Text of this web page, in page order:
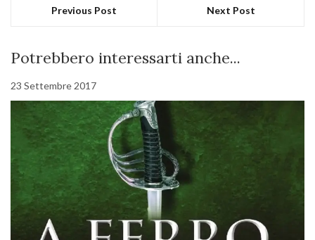
Previous Post Next Post
Potrebbero interessarti anche...
23 Settembre 2017